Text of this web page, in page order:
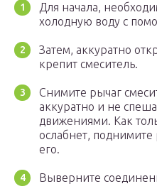
Для начала,
холодную воду с
Затем, аккуратно
крепит смеситель.
Снимите рычаг
аккуратно и не
движениями. Как
ослабнет,
его.
Выверните